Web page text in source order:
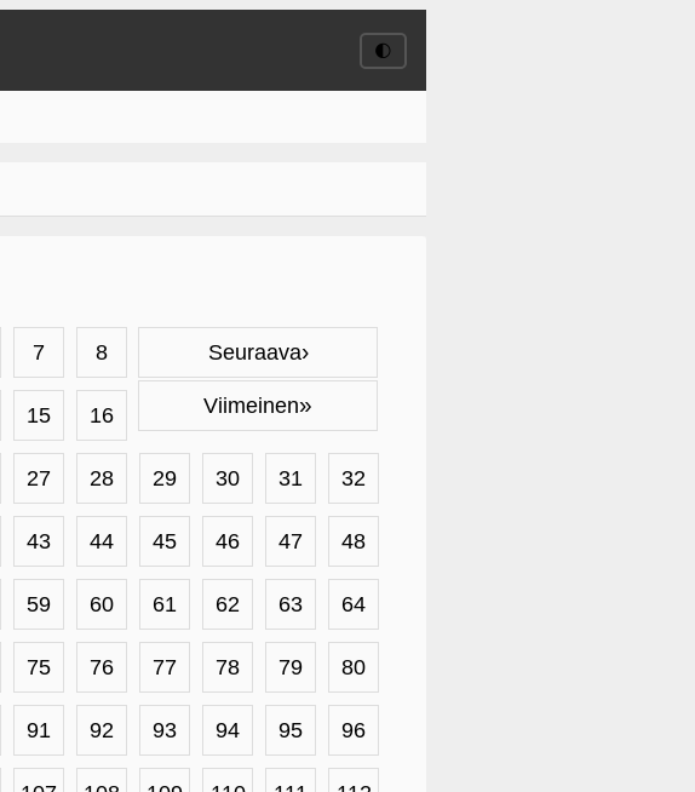
🌓
Seuraava›
Viimeinen»
7 8
15 16
27 28 29 30 31 32
43 44 45 46 47 48
59 60 61 62 63 64
75 76 77 78 79 80
91 92 93 94 95 96